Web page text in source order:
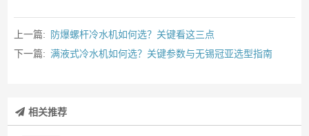
上一篇: 防爆螺杆冷水机如何选？关键看这三点
下一篇: 满液式冷水机如何选？关键参数与无锡冠亚选型指南
相关推荐